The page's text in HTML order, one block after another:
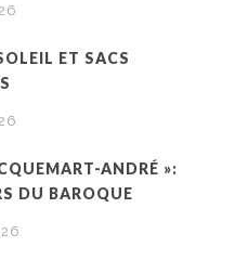
ET SACS
ANDRÉ »:
DU BAROQUE